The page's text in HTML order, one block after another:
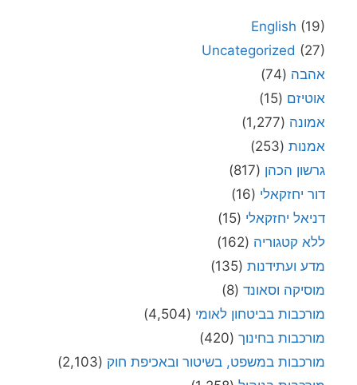
English (19)
Uncategorized (27)
אהבה (74)
אוטיזם (15)
אמונה (1,277)
אמנות (253)
גרשון הכהן (817)
דור יחזקאלי (16)
דניאל יחזקאלי (15)
ללא קטגוריה (162)
מדע ועתידנות (135)
מוסיקה וסאונד (8)
מורכבות בביטחון לאומי (4,504)
מורכבות בחינוך (420)
מורכבות במשפט, בשיטור ובאכיפת חוק (2,103)